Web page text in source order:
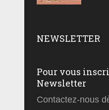
NEWSLETTER
Pour vous
Newsletter
Contactez-nous